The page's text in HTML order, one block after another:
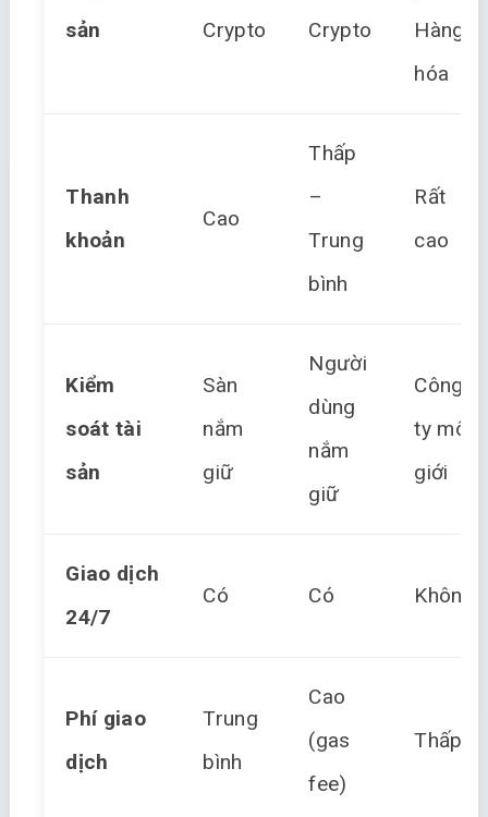
sản
Crypto
Crypto
Hàng
hóa
Thanh
khoản
Cao
Thấp
–
Trung
bình
Rất
cao
Kiểm
soát tài
sản
Sàn
nắm
giữ
Người
dùng
nắm
giữ
Công
ty môi
giới
Giao dịch
24/7
Có Có Không
Phí giao
dịch
Trung
bình
Cao
(gas
fee)
Thấp